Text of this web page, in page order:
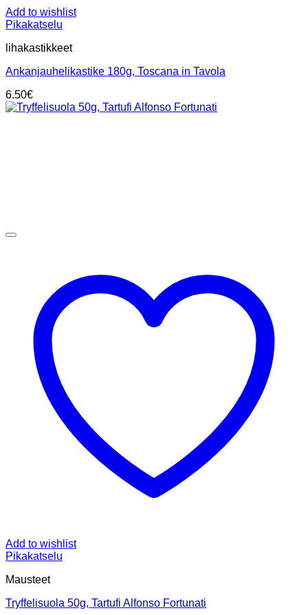
Add to wishlist
Pikakatselu
lihakastikkeet
Ankanjauhelikastike 180g, Toscana in Tavola
6.50€
Add to wishlist
Pikakatselu
Mausteet
Tryffelisuola 50g, Tartufi Alfonso Fortunati